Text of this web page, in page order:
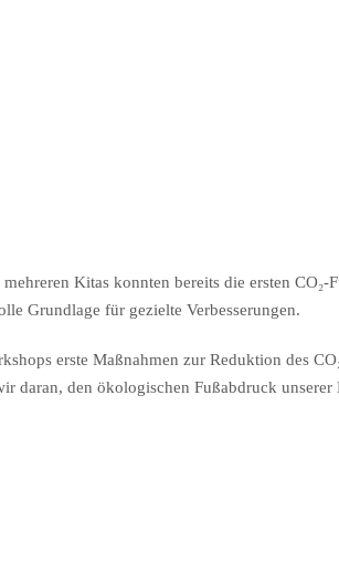
Kitas konnten bereits die ersten
Grundlage für gezielte Verbesserungen.
erste Maßnahmen zur Reduktion des
daran, den ökologischen Fußabdruck